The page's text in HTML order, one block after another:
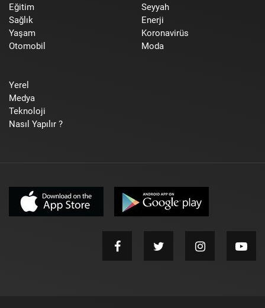
Eğitim
Sağlık
Yaşam
Otomobil
Seyyah
Enerji
Koronavirüs
Moda
Yerel
Medya
Teknoloji
Nasıl Yapılır ?